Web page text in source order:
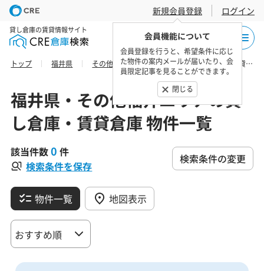
新規会員登録
会員機能について
会員登録を行うと、希望条件に応じ
た物件の案内メールが届いたり、会
員限定記事を見ることができます。
閉じる
ログイン
貸し倉庫の賃貸情報サイト
トップ 福井県 その他福井エリア 今立郡の貸し倉庫・賃貸倉庫 物件一覧
福井県・その他福井エリアの貸
し倉庫・賃貸倉庫 物件一覧
該当件数0 件
検索条件を保存
検索条件の変更
物件一覧 地図表示